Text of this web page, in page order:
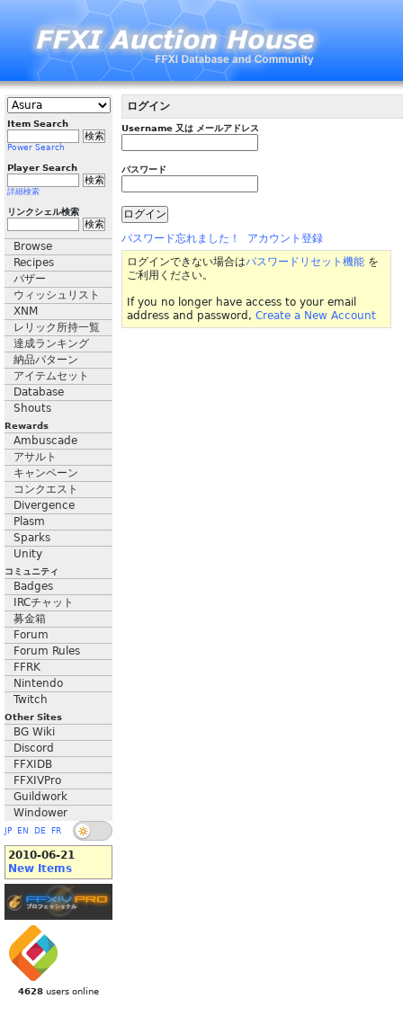
Item Search
Power Search
Player Search
詳細検索
リンクシェル検索
Browse
Recipes
バザー
ウィッシュリスト
XNM
レリック所持一覧
達成ランキング
納品パターン
アイテムセット
Database
Shouts
Rewards
Ambuscade
アサルト
キャンペーン
コンクエスト
Divergence
Plasm
Sparks
Unity
コミュニティ
Badges
IRCチャット
募金箱
Forum
Forum Rules
FFRK
Nintendo
Twitch
Other Sites
BG Wiki
Discord
FFXIDB
FFXIVPro
Guildwork
Windower
JP EN DE FR
2010-06-21
New Items
4628 users online
ログイン
Username 又は メールアドレス
パスワード
パスワード忘れました！
アカウント登録
ログインできない場合はパスワードリセット機能 を
ご利用ください。
If you no longer have access to your email
address and password, Create a New Account